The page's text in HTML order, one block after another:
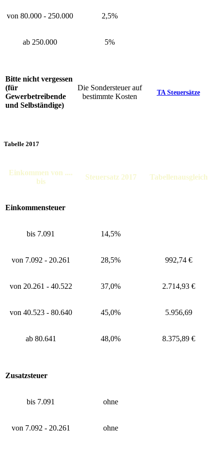
von 80.000 - 250.000 2,5%
ab 250.000 5%
Bitte nicht vergessen
(für
Gewerbetreibende
und Selbständige)
Die Sondersteuer auf
bestimmte Kosten
TA Steuersätze
Tabelle 2017
Einkommen von ....
bis
Steuersatz 2017 Tabellenausgleich
Einkommensteuer
bis 7.091 14,5%
von 7.092 - 20.261 28,5% 992,74 €
von 20.261 - 40.522 37,0% 2.714,93 €
von 40.523 - 80.640 45,0% 5.956,69
ab 80.641 48,0% 8.375,89 €
Zusatzsteuer
bis 7.091 ohne
von 7.092 - 20.261 ohne